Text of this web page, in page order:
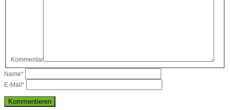
Kommentar
Name*
E-Mail*